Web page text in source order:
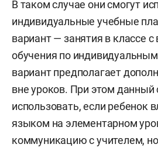
В таком случае они смогут
индивидуальные учебные
вариант — занятия в классе
обучения по
вариант предполагает
вне уроков. При этом
использовать, если ребенок
языком на элементарном
коммуникацию с учителем,